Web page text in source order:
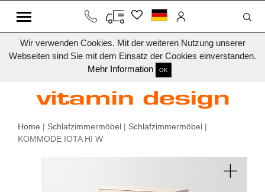
Wir verwenden Cookies. Mit der weiteren Nutzung unserer
Webseiten sind Sie mit dem Einsatz der Cookies einverstanden.
Mehr Information
OK
Home | Schlafzimmermöbel | Schlafzimmermöbel |
KOMMODE IOTA HI W